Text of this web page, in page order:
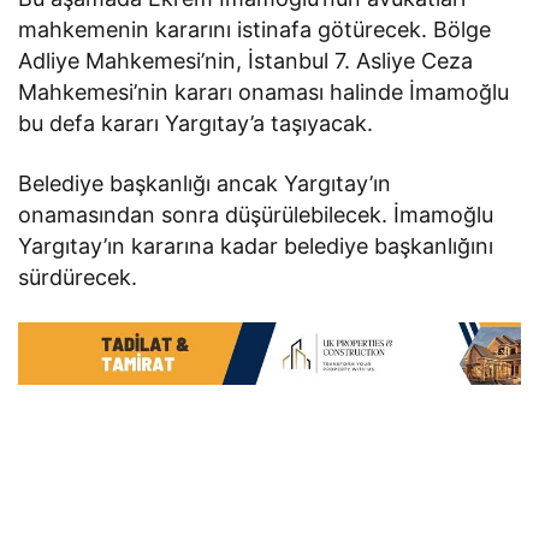
mahkemenin kararını istinafa götürecek. Bölge
Adliye Mahkemesi’nin, İstanbul 7. Asliye Ceza
Mahkemesi’nin kararı onaması halinde İmamoğlu
bu defa kararı Yargıtay’a taşıyacak.
Belediye başkanlığı ancak Yargıtay’ın
onamasından sonra düşürülebilecek. İmamoğlu
Yargıtay’ın kararına kadar belediye başkanlığını
sürdürecek.